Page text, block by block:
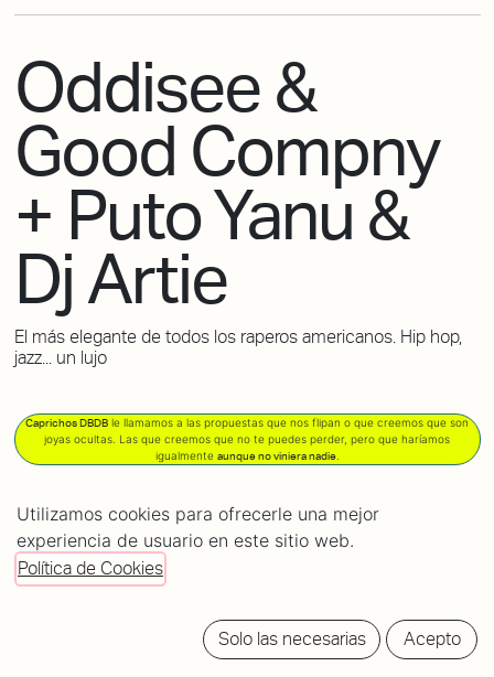
Oddisee &
Good Compny
+ Puto Yanu &
Dj Artie
El más elegante de todos los raperos americanos. Hip hop,
jazz... un lujo
Caprichos DBDB le llamamos a las propuestas que nos flipan o que creemos que son
joyas ocultas. Las que creemos que no te puedes perder, pero que haríamos
igualmente aunque no viniera nadie.
tickets
BY
Utilizamos cookies para ofrecerle una mejor
experiencia de usuario en este sitio web.
Política de Cookies
Solo las necesarias Acepto